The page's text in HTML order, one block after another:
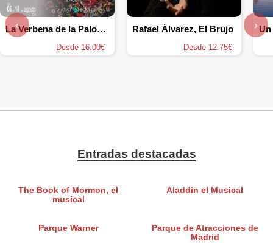
La Verbena de la Paloma - Compañía Lírica Luis Fernández de Sevilla
Desde 16.00€
Rafael Álvarez, El Brujo
Desde 12.75€
‹ ›
Entradas destacadas
The Book of Mormon, el
musical
Aladdin el Musical
Parque Warner
Parque de Atracciones de
Madrid